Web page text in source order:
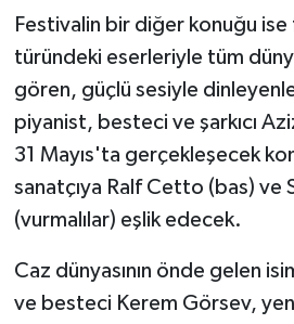
Festivalin bir diğer konuğu ise
türündeki eserleriyle tüm
gören, güçlü sesiyle
piyanist, besteci ve şarkıcı
31 Mayıs'ta gerçekleşecek
sanatçıya Ralf Cetto (bas) ve
(vurmalılar) eşlik edecek.
Caz dünyasının önde gelen
ve besteci Kerem Görsev,